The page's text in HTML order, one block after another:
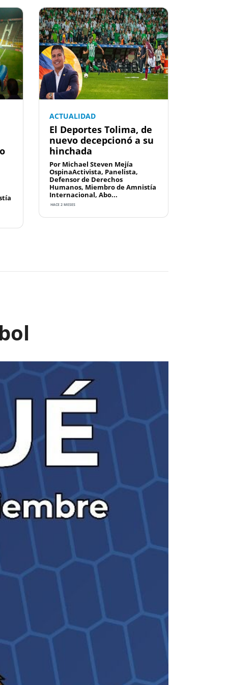
ACTUALIDAD
El Deportes Tolima, de
nuevo decepcionó a su
hinchada
Por Michael Steven Mejía
OspinaActivista, Panelista,
Defensor de Derechos
Humanos, Miembro de Amnistía
Internacional, Abo...
HACE 2 MESES